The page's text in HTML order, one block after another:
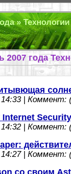
» Технологии
2007 года
| Коммент:
14:32 | Коммент:
| Коммент:
со своим